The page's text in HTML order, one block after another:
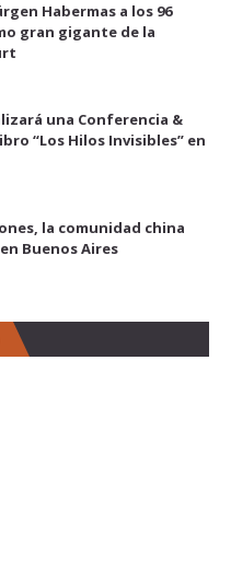
Habermas a los 96
gran gigante de la
una Conferencia &
“Los Hilos Invisibles” en
la comunidad china
Buenos Aires